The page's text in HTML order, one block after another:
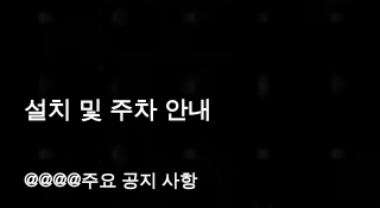
설치 및 주차 안내
@@@@주요 공지 사항